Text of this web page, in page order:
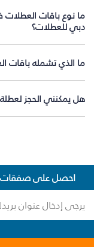
ما نوع باقات
دبي للعطلات؟
ما الذي تشمله باقات
هل يمكنني الحجز
احصل على صفقات